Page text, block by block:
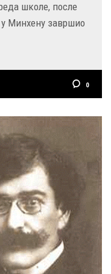
школе, после
у Минхену завршио
0